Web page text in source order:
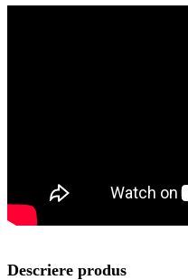
Descriere produs